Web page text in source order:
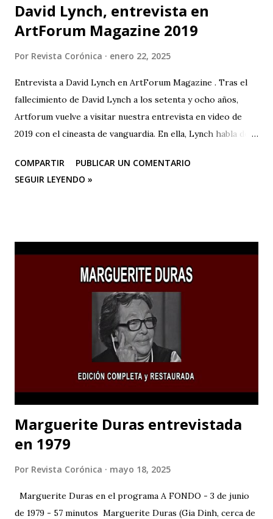
David Lynch, entrevista en
ArtForum Magazine 2019
Por Revista Corónica enero 22, 2025
Entrevista a David Lynch en ArtForum Magazine . Tras el
fallecimiento de David Lynch a los setenta y ocho años,
Artforum vuelve a visitar nuestra entrevista en video de
2019 con el cineasta de vanguardia. En ella, Lynch habla de
creación artística, desde sus años de estudiante en la
Academia de Bellas Artes de Pensilvania hasta su mudanza a
COMPARTIR
PUBLICAR UN COMENTARIO
SEGUIR LEYENDO »
Marguerite Duras entrevistada
en 1979
Por Revista Corónica mayo 18, 2025
Marguerite Duras en el programa A FONDO - 3 de junio
de 1979 - 57 minutos Marguerite Duras (Gia Dinh, cerca de